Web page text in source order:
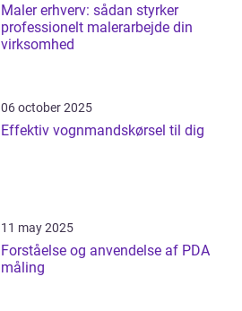
Maler erhverv: sådan styrker
professionelt malerarbejde din
virksomhed
06 october 2025
Effektiv vognmandskørsel til dig
11 may 2025
Forståelse og anvendelse af PDA
måling